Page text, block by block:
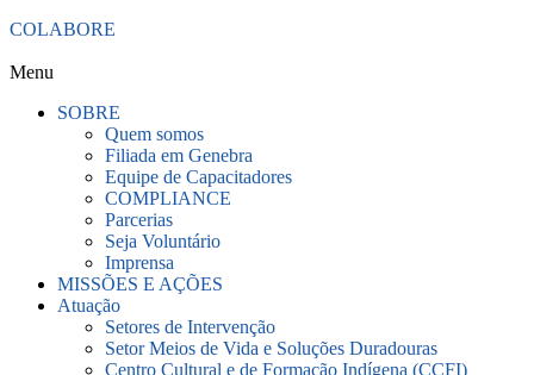
COLABORE
Menu
SOBRE
Quem somos
Filiada em Genebra
Equipe de Capacitadores
COMPLIANCE
Parcerias
Seja Voluntário
Imprensa
MISSÕES E AÇÕES
Atuação
Setores de Intervenção
Setor Meios de Vida e Soluções Duradouras
Centro Cultural e de Formação Indígena (CCFI)